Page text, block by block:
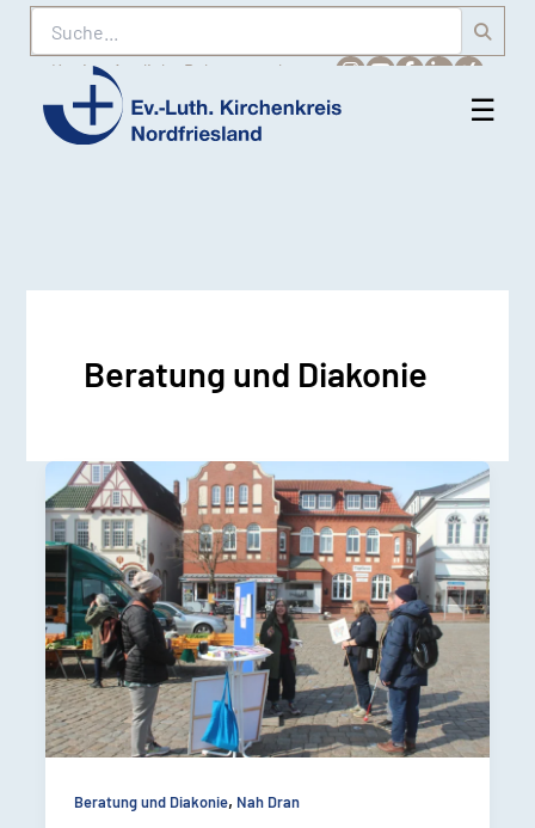
Suche
Karriere Amtliche Bekanntmachungen
Ev.-
☰
Beratung und Diakonie
Beratung und Diakonie, Nah Dran